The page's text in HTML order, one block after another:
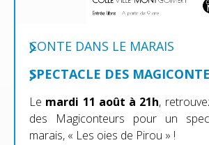
CONTE DANS LE MARAIS
SPECTACLE DES
Le mardi 11 août à 21h,
des Magiconteurs pour un
marais, « Les oies de Pirou » !